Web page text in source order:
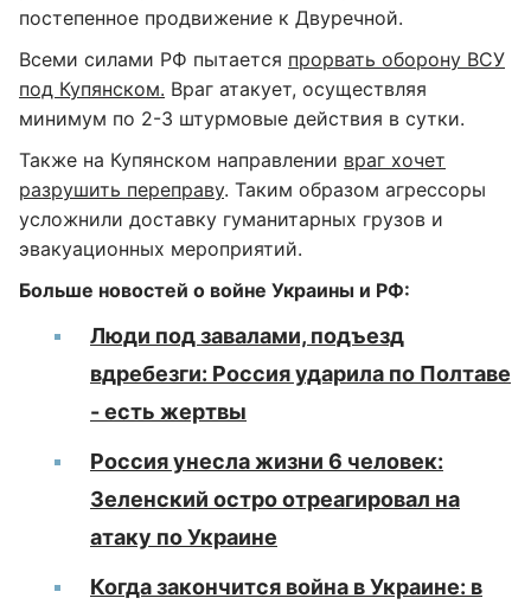
постепенное продвижение к Двуречной.
Всеми силами РФ пытается прорвать оборону ВСУ
под Купянском. Враг атакует, осуществляя
минимум по 2-3 штурмовые действия в сутки.
Также на Купянском направлении враг хочет
разрушить переправу. Таким образом агрессоры
усложнили доставку гуманитарных грузов и
эвакуационных мероприятий.
Больше новостей о войне Украины и РФ:
Люди под завалами, подъезд
вдребезги: Россия ударила по Полтаве
- есть жертвы
Россия унесла жизни 6 человек:
Зеленский остро отреагировал на
атаку по Украине
Когда закончится война в Украине: в